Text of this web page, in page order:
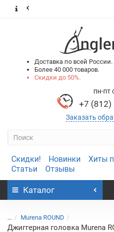
Доставка по всей России.
Более 40 000 товаров.
Скидки до 50%.
пн-пт
+7 (812)
Заказать
Скидки! Новинки Хиты
Статьи
Отзывы
Каталог
... Murena ROUND
Джиггерная головка Murena